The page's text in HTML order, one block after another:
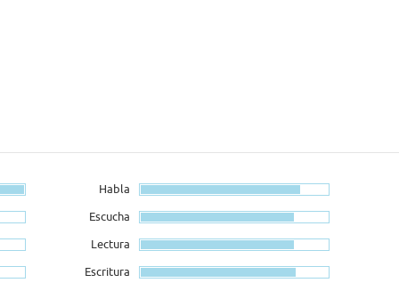
Habla
Escucha
Lectura
Escritura